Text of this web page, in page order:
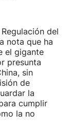
del
nota que ha
el gigante
presunta
sin
de
la
cumplir
la no